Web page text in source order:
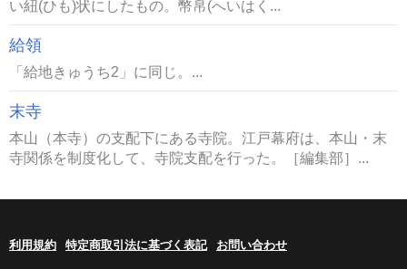
い紐(ひも)状にしたもの。幣帛(へいはく...
給領
「給地きゅうち2」に同じ。...
末寺
本山（本寺）の支配下にある寺院。江戸幕府は、本山・末
寺関係を制度化して、寺院支配を行った。［編集部］...
利用規約 特定商取引法に基づく表記 お問い合わせ